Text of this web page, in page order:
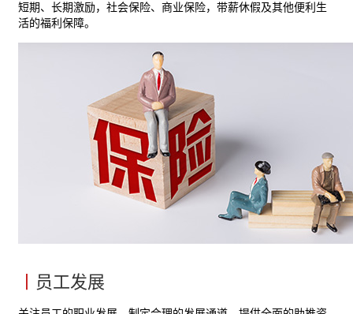
短期、长期激励，社会保险、商业保险，带薪休假及其他便利生
活的福利保障。
员工发展